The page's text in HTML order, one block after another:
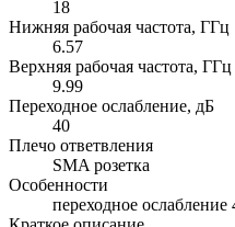
18
Нижняя рабочая частота, ГГц
6.57
Верхняя рабочая частота, ГГц
9.99
Переходное ослабление, дБ
40
Плечо ответвления
SMA розетка
Особенности
переходное ослабление